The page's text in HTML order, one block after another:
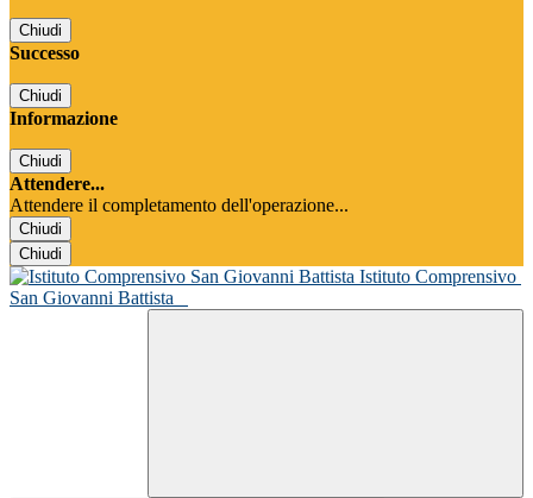
Chiudi
Successo
Chiudi
Informazione
Chiudi
Attendere...
Attendere il completamento dell'operazione...
Chiudi
Chiudi
Istituto Comprensivo
San Giovanni Battista